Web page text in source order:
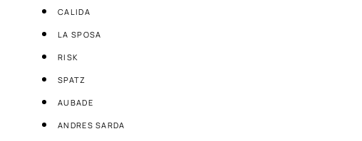
CALIDA
LA SPOSA
RISK
SPATZ
AUBADE
ANDRES SARDA